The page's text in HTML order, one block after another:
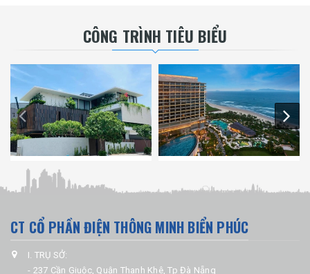
CÔNG TRÌNH TIÊU BIỂU
CT CỔ PHẦN ĐIỆN THÔNG MINH BIỂN PHÚC
I. TRỤ SỞ:
- 237 Cần Giuộc, Quận Thanh Khê, Tp Đà Nẵng